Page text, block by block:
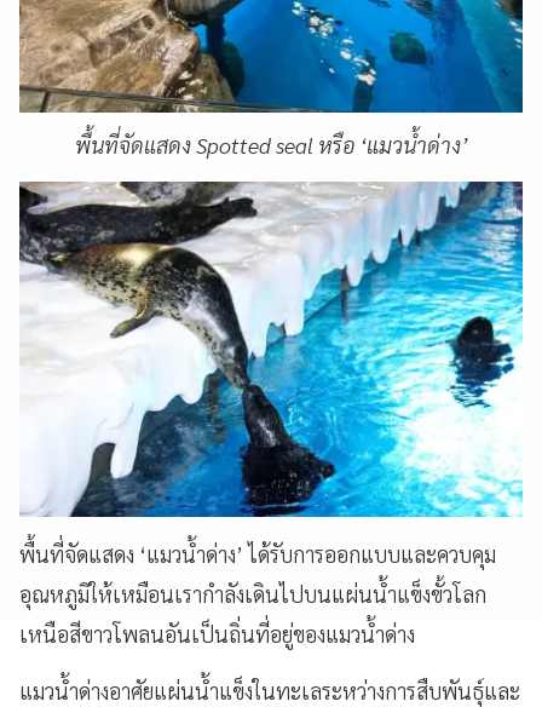
พื้นที่จัดแสดง Spotted seal หรือ ‘แมวน้ำด่าง’
พื้นที่จัดแสดง ‘แมวน้ำด่าง’ ได้รับการออกแบบและควบคุม
อุณหภูมิให้เหมือนเรากำลังเดินไปบนแผ่นน้ำแข็งขั้วโลก
เหนือสีขาวโพลนอันเป็นถิ่นที่อยู่ของแมวน้ำด่าง
แมวน้ำด่างอาศัยแผ่นน้ำแข็งในทะเลระหว่างการสืบพันธุ์และ